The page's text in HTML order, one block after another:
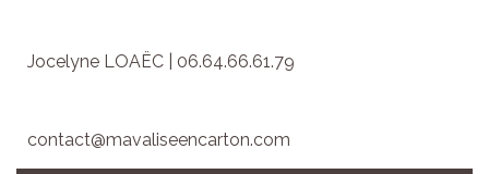
Jocelyne LOAËC | 06.64.66.61.79
contact@mavaliseencarton.com